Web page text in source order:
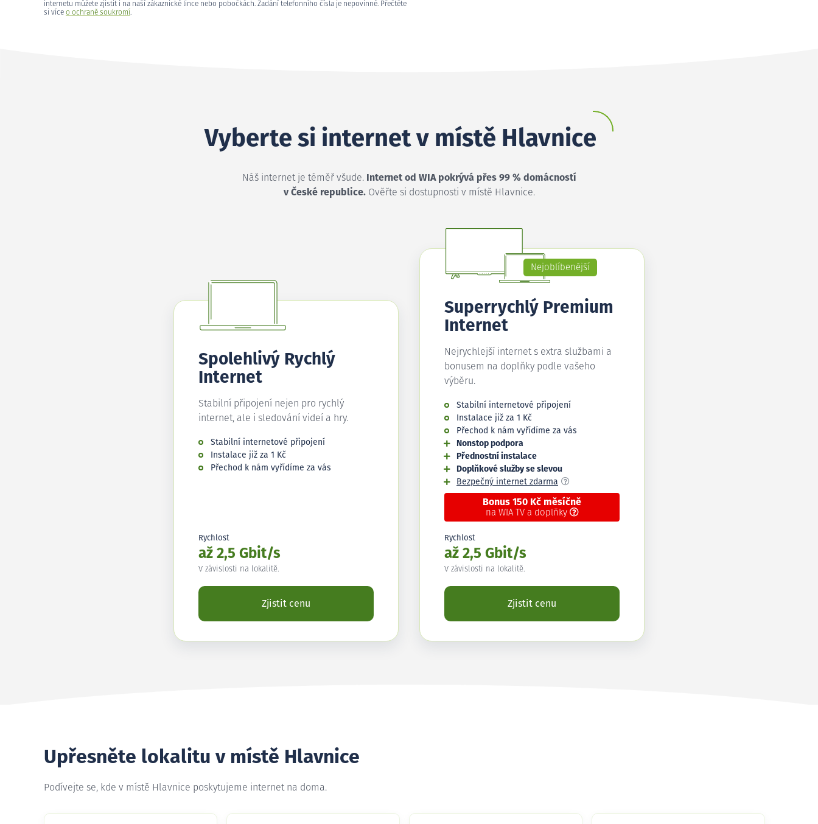
internetu můžete zjistit i na naší zákaznické lince nebo pobočkách. Zadání telefonního čísla je nepovinné. Přečtěte
si více o ochraně soukromí.
Vyberte si internet v místě Hlavnice
Náš internet je téměř všude.
Internet od WIA pokrývá přes 99 % domácností
v České republice.Ověřte si dostupnosti v místě Hlavnice.
Spolehlivý Rychlý
Internet
Stabilní připojení nejen pro rychlý
internet, ale i sledování videí a hry.
Stabilní internetové připojení
Instalace již za 1 Kč
Přechod k nám vyřídíme za vás
Rychlost
až 2,5 Gbit/s
V závislosti na lokalitě.
Zjistit cenu
Nejoblíbenější
Superrychlý Premium
Internet
Nejrychlejší internet s extra službami a
bonusem na doplňky podle vašeho
výběru.
Stabilní internetové připojení
Instalace již za 1 Kč
Přechod k nám vyřídíme za vás
Nonstop podpora
Přednostní instalace
Doplňkové služby se slevou
Bezpečný internet zdarma
Bonus 150 Kč měsíčně
na WIA TV a doplňky
Rychlost
až 2,5 Gbit/s
V závislosti na lokalitě.
Zjistit cenu
Upřesněte lokalitu v místě Hlavnice
Podívejte se, kde v místě Hlavnice poskytujeme internet na doma.